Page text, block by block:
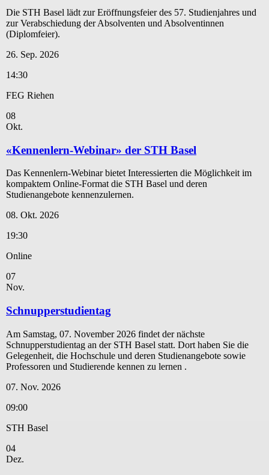
Die STH Basel lädt zur Eröffnungsfeier des 57. Studienjahres und
zur Verabschiedung der Absolventen und Absolventinnen
(Diplomfeier).
26. Sep. 2026
14:30
FEG Riehen
08
Okt.
«Kennenlern-Webinar» der STH Basel
Das Kennenlern-Webinar bietet Interessierten die Möglichkeit im
kompaktem Online-Format die STH Basel und deren
Studienangebote kennenzulernen.
08. Okt. 2026
19:30
Online
07
Nov.
Schnupperstudientag
Am Samstag, 07. November 2026 findet der nächste
Schnupperstudientag an der STH Basel statt. Dort haben Sie die
Gelegenheit, die Hochschule und deren Studienangebote sowie
Professoren und Studierende kennen zu lernen .
07. Nov. 2026
09:00
STH Basel
04
Dez.